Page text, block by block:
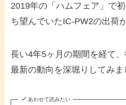
2019年の「ハムフェア」で
ち望んでいたIC-PW2の出荷
長い4年5ヶ月の期間を経て、
最新の動向を深堀りしてみま
あわせて読みたい